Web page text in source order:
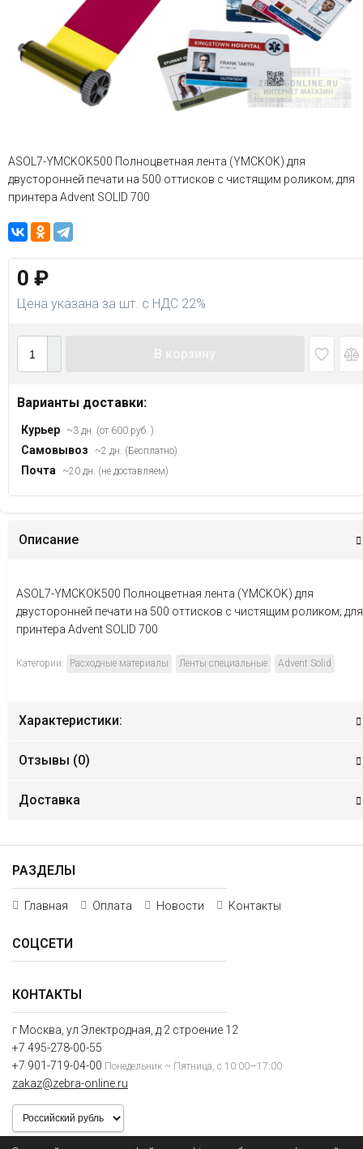
ASOL7-YMCKOK500 Полноцветная лента (YMCKOK) для
двусторонней печати на 500 оттисков с чистящим роликом; для
принтера Advent SOLID 700
0 ₽
Цена указана за шт. с НДС 22%
Варианты доставки:
Курьер ~3 дн. (от 600 руб. )
Самовывоз ~2 дн. (Бесплатно)
Почта ~20 дн. (не доставляем)
Описание
ASOL7-YMCKOK500 Полноцветная лента (YMCKOK) для
двусторонней печати на 500 оттисков с чистящим роликом; для
принтера Advent SOLID 700
Категории: Расходные материалы Ленты специальные Advent Solid
Характеристики:
Отзывы (0)
Доставка
КОНТАКТЫ
г Москва, ул Электродная, д 2 строение 12
+7 495-278-00-55
+7 901-719-04-00 Понедельник ~ Пятница, с 10:00—17:00
zakaz@zebra-online.ru
РАЗДЕЛЫ
Главная Оплата Новости Контакты
СОЦСЕТИ